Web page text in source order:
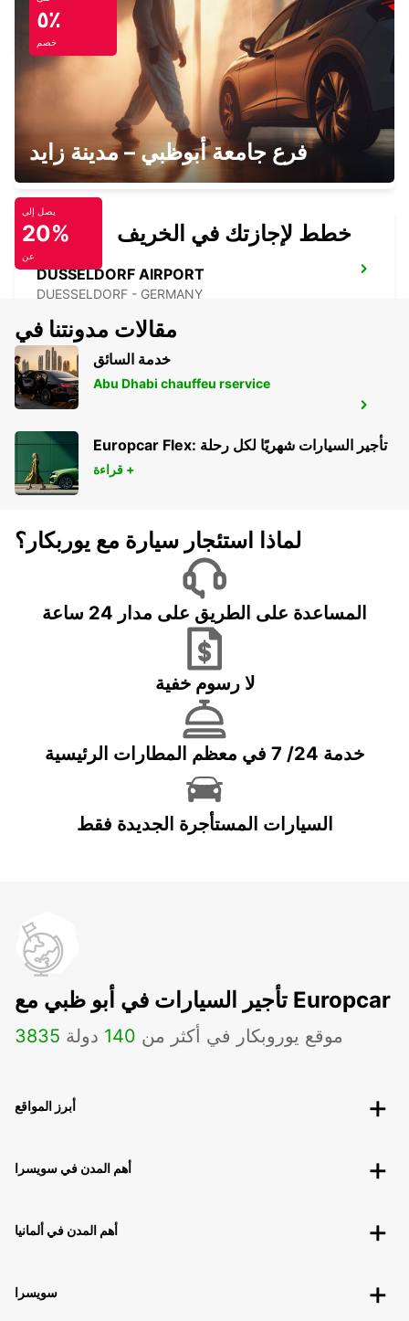
RATINGEN - GERMANY
DUSSELDORF DERENDORF
DUESSELDORF - GERMANY
DUSSELDORF AIRPORT
DUESSELDORF - GERMANY
BOCHUM
BOCHUM - GERMANY
٥٪
خصم
فرع جامعة أبوظبي – مدينة زايد
يصل إلى
20%
عن
خطط لإجازتك في الخريف
مقالات مدونتنا في
خدمة السائق
Abu Dhabi chauffeu rservice
Europcar Flex: تأجير السيارات شهريًا لكل رحلة
قراءة +
لماذا استئجار سيارة مع يوربكار؟
المساعدة على الطريق على مدار 24 ساعة
لا رسوم خفية
خدمة 24/ 7 في معظم المطارات الرئيسية
السيارات المستأجرة الجديدة فقط
تأجير السيارات في أبو ظبي مع Europcar
3835 موقع يوروبكار في أكثر من 140 دولة
أبرز المواقع
أهم المدن في سويسرا
أهم المدن في ألمانيا
سويسرا